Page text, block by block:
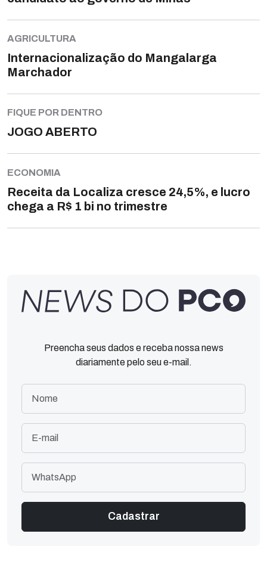
AGRICULTURA
Internacionalização do Mangalarga
Marchador
FIQUE POR DENTRO
JOGO ABERTO
ECONOMIA
Receita da Localiza cresce 24,5%, e lucro
chega a R$ 1 bi no trimestre
Preencha seus dados e receba nossa news
diariamente pelo seu e-mail.